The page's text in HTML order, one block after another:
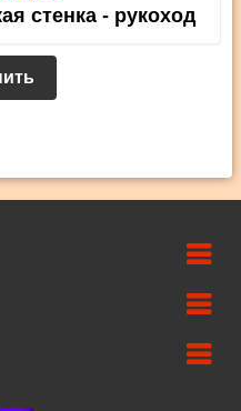
стенка - рукоход